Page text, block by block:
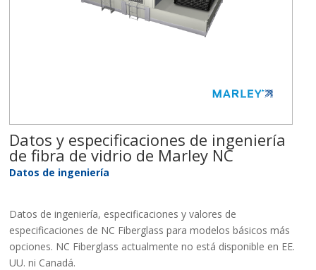
Datos y especificaciones de ingeniería
de fibra de vidrio de Marley NC
Datos de ingeniería
Datos de ingeniería, especificaciones y valores de
especificaciones de NC Fiberglass para modelos básicos más
opciones. NC Fiberglass actualmente no está disponible en EE.
UU. ni Canadá.